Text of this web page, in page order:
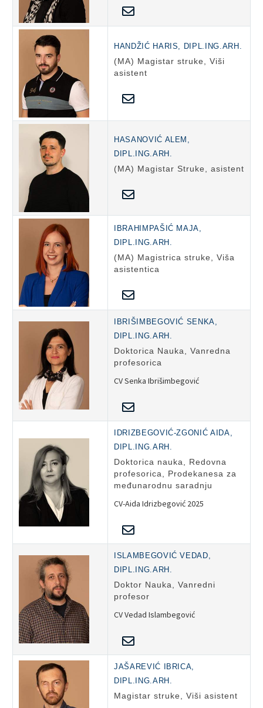
HANDŽIĆ HARIS, DIPL.ING.ARH.
(MA) Magistar struke, Viši
asistent
HASANOVIĆ ALEM,
DIPL.ING.ARH.
(MA) Magistar Struke, asistent
IBRAHIMPAŠIĆ MAJA,
DIPL.ING.ARH.
(MA) Magistrica struke, Viša
asistentica
IBRIŠIMBEGOVIĆ SENKA,
DIPL.ING.ARH.
Doktorica Nauka, Vanredna
profesorica
CV Senka Ibrišimbegović
IDRIZBEGOVIĆ-ZGONIĆ AIDA,
DIPL.ING.ARH.
Doktorica nauka, Redovna
profesorica, Prodekanesa za
međunarodnu saradnju
CV-Aida Idrizbegović 2025
ISLAMBEGOVIĆ VEDAD,
DIPL.ING.ARH.
Doktor Nauka, Vanredni
profesor
CV Vedad Islambegović
JAŠAREVIĆ IBRICA,
DIPL.ING.ARH.
Magistar struke, Viši asistent